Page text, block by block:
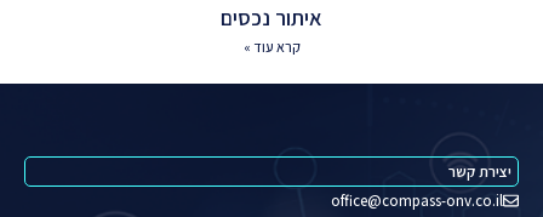
איתור נכסים
קרא עוד »
יצירת קשר
office@compass-onv.co.il